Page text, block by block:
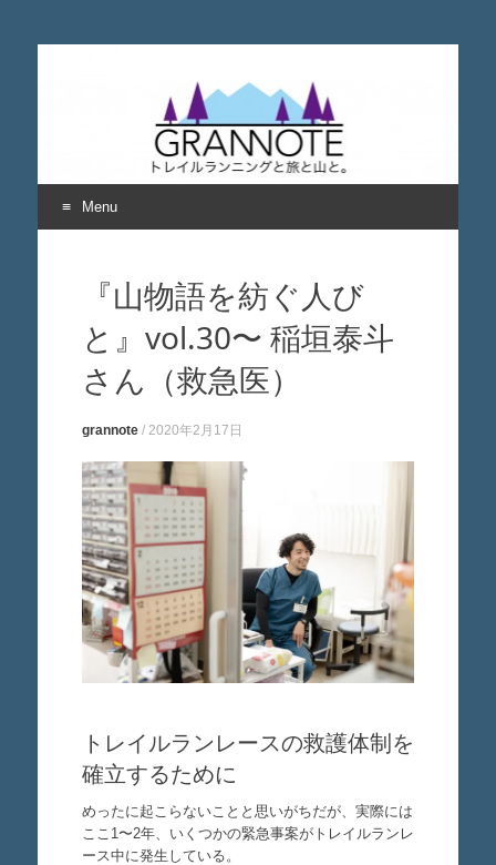
grannote グランノー
トレイルランニングと旅と山について考える
Menu
『山物語を紡ぐ人び
と』vol.30〜 稲垣泰斗
さん（救急医）
grannote/ 2020年2月17日
トレイルランレースの救護体制を
確立するために
めったに起こらないことと思いがちだが、実際には
ここ1〜2年、いくつかの緊急事案がトレイルランレ
ース中に発生している。